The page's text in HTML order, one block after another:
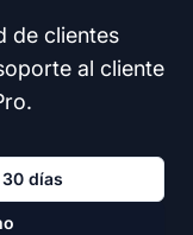
de clientes
al cliente
días